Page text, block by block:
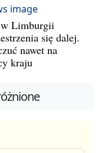
Limburgii
się dalej.
nawet na
kraju